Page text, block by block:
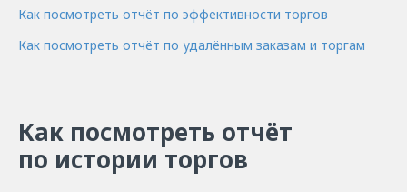
Как посмотреть отчёт по эффективности торгов
Как посмотреть отчёт по удалённым заказам и торгам
Как посмотреть отчёт
по истории торгов